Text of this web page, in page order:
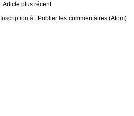
Article plus récent
Inscription à : Publier les commentaires (Atom)